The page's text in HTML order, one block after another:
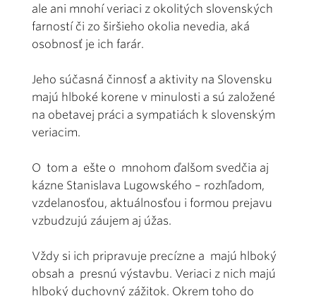
ale ani mnohí veriaci z okolitých slovenských
farností či zo širšieho okolia nevedia, aká
osobnosť je ich farár.
Jeho súčasná činnosť a aktivity na Slovensku
majú hlboké korene v minulosti a sú založené
na obetavej práci a sympatiách k slovenským
veriacim.
O tom a ešte o mnohom ďalšom svedčia aj
kázne Stanislava Lugowského – rozhľadom,
vzdelanosťou, aktuálnosťou i formou prejavu
vzbudzujú záujem aj úžas.
Vždy si ich pripravuje precízne a majú hlboký
obsah a presnú výstavbu. Veriaci z nich majú
hlboký duchovný zážitok. Okrem toho do